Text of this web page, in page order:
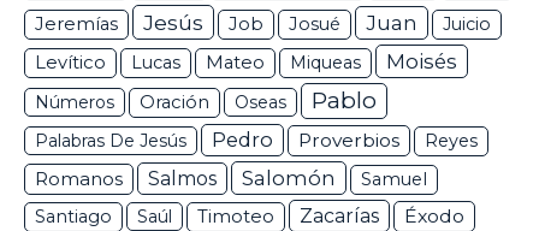
Jeremías Jesús Job Josué Juan
Juicio
Levítico
Lucas Mateo Miqueas Moisés
Números Oración Oseas Pablo
Palabras De Jesús Pedro Proverbios Reyes
Romanos Salmos Salomón
Samuel
Santiago
Saúl Timoteo Zacarías Éxodo